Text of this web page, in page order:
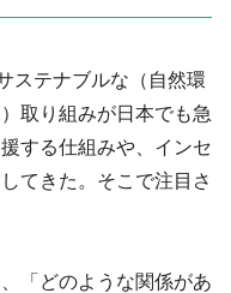
ステナブルな（自然環
取り組みが日本でも急
する仕組みや、インセ
てきた。そこで注目さ
「どのような関係があ